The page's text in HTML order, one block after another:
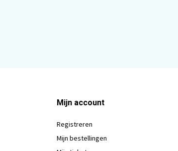
Mijn account
Registreren
Mijn bestellingen